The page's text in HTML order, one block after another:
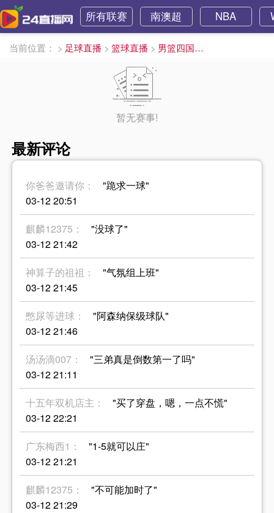
所有联赛 南澳超 NBA
当前位置： > 足球直播 > 篮球直播 > 男篮四国赛直播
暂无赛事!
最新评论
你爸爸邀请你：
"跪求一球"
03-12 20:51
麒麟12375：
"没球了"
03-12 21:42
神算子的祖祖：
"气氛组上班"
03-12 21:45
憋尿等进球：
"阿森纳保级球队"
03-12 21:46
汤汤滴007：
"三弟真是倒数第一了吗"
03-12 21:11
十五年双机店主：
"买了穿盘，嗯，一点不慌"
03-12 22:21
广东梅西1：
"1-5就可以庄"
03-12 21:21
麒麟12375：
"不可能加时了"
03-12 21:29